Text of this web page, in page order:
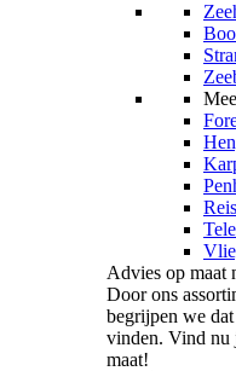
Advies op maat
Door ons
begrijpen we
vinden. Vind nu
maat!